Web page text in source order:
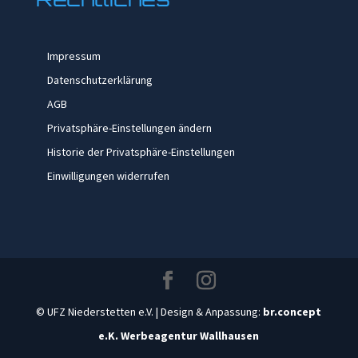
Impressum
Datenschutzerklärung
AGB
Privatsphäre-Einstellungen ändern
Historie der Privatsphäre-Einstellungen
Einwilligungen widerrufen
© UFZ Niederstetten e.V. | Design & Anpassung: br.concept
e.K. Werbeagentur Wallhausen